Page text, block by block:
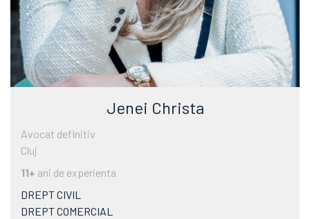
Jenei Christa
Avocat definitiv
Cluj
11+ ani de experienta
DREPT CIVIL
DREPT COMERCIAL